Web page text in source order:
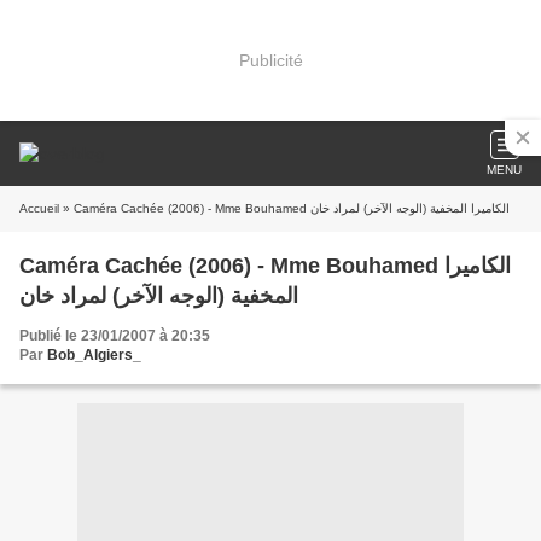
Publicité
MENU
Accueil » Caméra Cachée (2006) - Mme Bouhamed الكاميرا المخفية (الوجه الآخر) لمراد خان
Caméra Cachée (2006) - Mme Bouhamed الكاميرا
المخفية (الوجه الآخر) لمراد خان
Publié le 23/01/2007 à 20:35
Par Bob_Algiers_